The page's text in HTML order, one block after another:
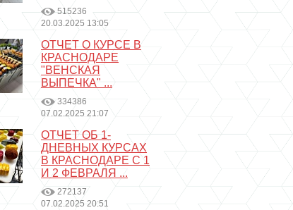
515236
20.03.2025 13:05
ОТЧЕТ О КУРСЕ В
КРАСНОДАРЕ
"ВЕНСКАЯ
ВЫПЕЧКА" ...
334386
07.02.2025 21:07
ОТЧЕТ ОБ 1-
ДНЕВНЫХ КУРСАХ
В КРАСНОДАРЕ С 1
И 2 ФЕВРАЛЯ ...
272137
07.02.2025 20:51